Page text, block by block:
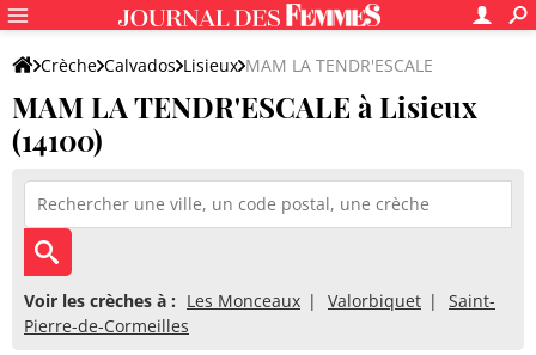
Crèche Calvados Lisieux MAM LA TENDR'ESCALE
MAM LA TENDR'ESCALE à Lisieux
(14100)
Voir les crèches à : Les Monceaux Valorbiquet
Saint-
Pierre-de-Cormeilles